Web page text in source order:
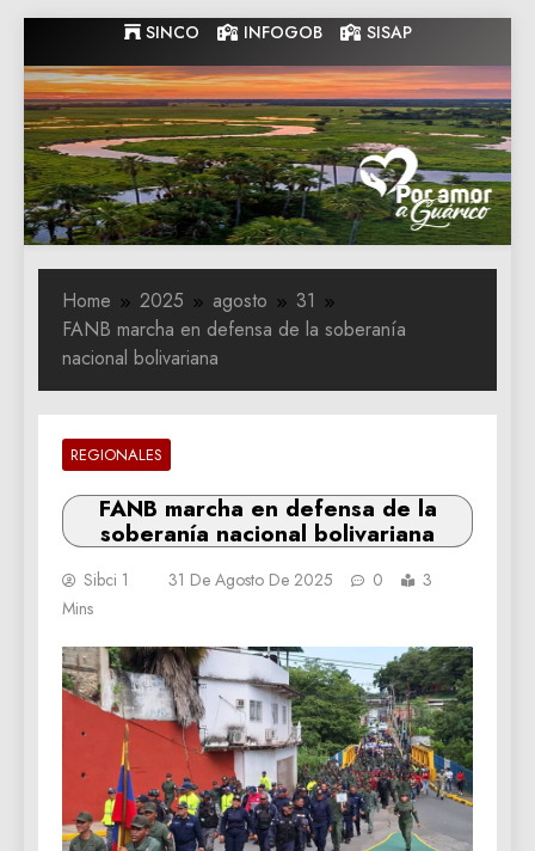
to
content
SINCO INFOGOB SISAP
Gobernacion
de Guarico
Gobernacion de Guarico
Home 2025 agosto
31
FANB marcha en defensa de la soberanía
nacional bolivariana
REGIONALES
FANB marcha en defensa de la
soberanía nacional bolivariana
Sibci 1 31 De Agosto De 2025 0
3
Mins